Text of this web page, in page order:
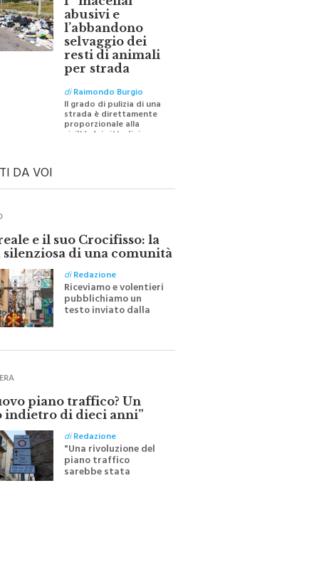
I “macellai”
abusivi e
l’abbandono
selvaggio dei
resti di animali
per strada
diRaimondo Burgio
Il grado di pulizia di una
strada è direttamente
proporzionale alla
DA VOI
e il suo Crocifisso: la
silenziosa di una comunità
diRedazione
Riceviamo e volentieri
pubblichiamo un
testo inviato dalla
all'indomani della
piano traffico? Un
indietro di dieci anni”
diRedazione
"Una rivoluzione del
piano traffico
sarebbe stata